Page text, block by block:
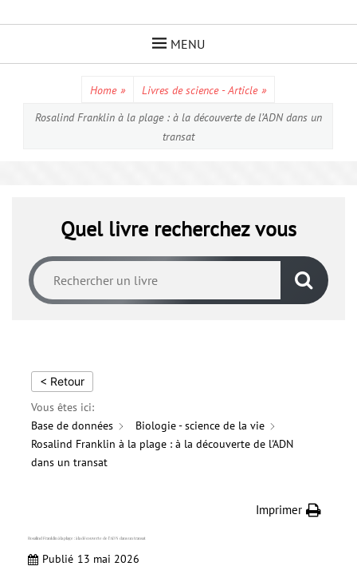
MENU
Home » Livres de science - Article »
Rosalind Franklin à la plage : à la découverte de l’ADN dans un
transat
Quel livre recherchez vous
< Retour
Vous êtes ici:
Base de données
Biologie - science de la vie
Rosalind Franklin à la plage : à la découverte de l'ADN
dans un transat
Imprimer
Rosalind Franklin à la plage : à la découverte de l’ADN dans un transat
Publié 13 mai 2026